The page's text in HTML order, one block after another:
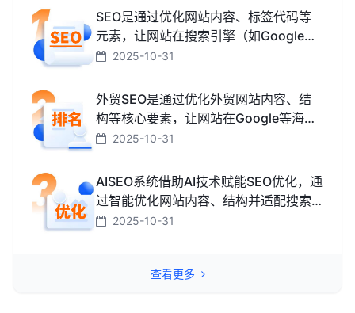
SEO是通过优化网站内容、标签代码等
元素，让网站在搜索引擎（如Google、
百度、搜狗、必应）中排名更靠前，从
2025-10-31
外贸SEO是通过优化外贸网站内容、结
构等核心要素，让网站在Google等海外
搜索引擎中排名靠前，获取海外精准流
2025-10-31
AISEO系统借助AI技术赋能SEO优化，通
过智能优化网站内容、结构并适配搜索
引擎规则，助力网站快速提升排名，从
2025-10-31
查看更多